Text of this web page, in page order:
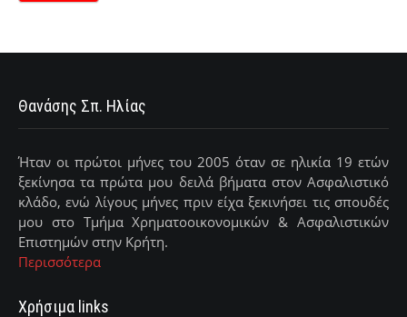
Θανάσης Σπ. Ηλίας
Ήταν οι πρώτοι μήνες του 2005 όταν σε ηλικία 19 ετών
ξεκίνησα τα πρώτα μου δειλά βήματα στον Ασφαλιστικό
κλάδο, ενώ λίγους μήνες πριν είχα ξεκινήσει τις σπουδές
μου στο Τμήμα Χρηματοοικονομικών & Ασφαλιστικών
Επιστημών στην Κρήτη.
Περισσότερα
Χρήσιμα links